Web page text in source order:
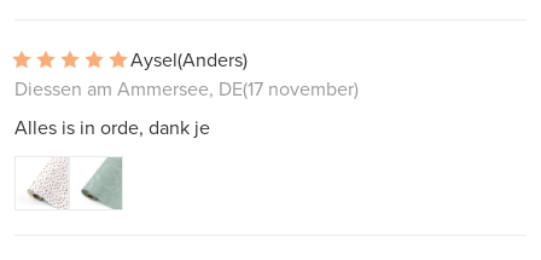
Aysel(Anders)
Diessen am Ammersee, DE(17 november)
Alles is in orde, dank je